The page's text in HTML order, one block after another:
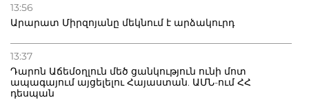
13:56
Արարատ Միրզոյանը մեկնում է արձակուրդ
13:37
Դարոն Աճեմօղլուն մեծ ցանկություն ունի մոտ
ապագայում այցելելու Հայաստան. ԱՄՆ-ում ՀՀ
դեսպան